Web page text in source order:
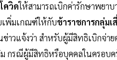
ควิดให้สามารถเบิกค่ารักษาพยา
เพิ่มเกณฑ์ให้กับข้าราชการกลุ่มเ
ข่าวแจ้งว่า สำหรับผู้มีสิทธิเบิกจ่
รณีผู้มีสิทธิหรือบุคคลในครอบค